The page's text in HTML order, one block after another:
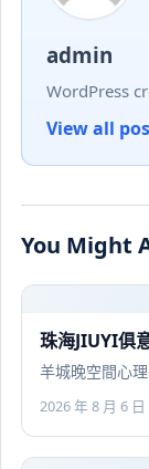
admin
WordPress
View all
You Might
珠海JIUYI俱
羊城晚空間心
2026 年 8 月 6 日